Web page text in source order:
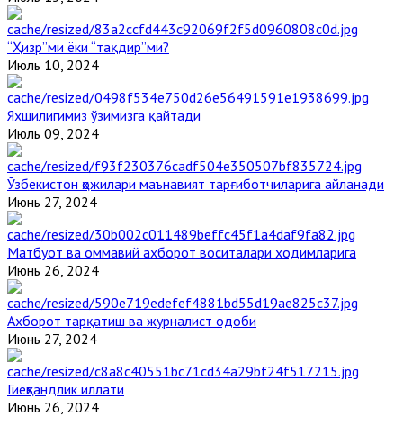
“Ҳизр”ми ёки “тақдир”ми?
Июль 10, 2024
Яхшилигимиз ўзимизга қайтади
Июль 09, 2024
Ўзбекистон ҳожилари маънавият тарғиботчиларига айланади
Июнь 27, 2024
Матбуот ва оммавий ахборот воситалари ходимларига
Июнь 26, 2024
Ахборот тарқатиш ва журналист одоби
Июнь 27, 2024
Гиёҳвандлик иллати
Июнь 26, 2024